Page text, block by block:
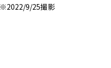
※2022/9/25撮影
北側和室 押入
西側和室 押入